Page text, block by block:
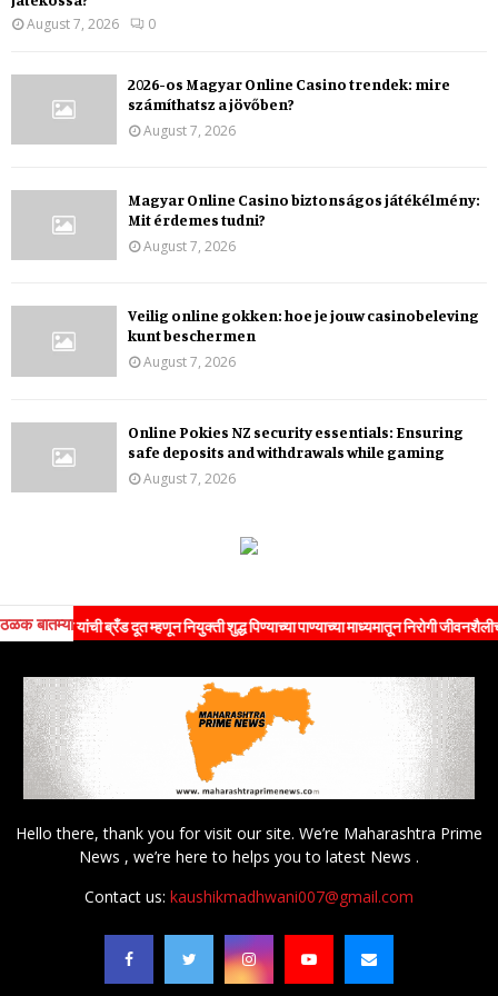
August 7, 2026
0
2026-os Magyar Online Casino trendek: mire
számíthatsz a jövőben?
August 7, 2026
Magyar Online Casino biztonságos játékélmény:
Mit érdemes tudni?
August 7, 2026
Veilig online gokken: hoe je jouw casinobeleving
kunt beschermen
August 7, 2026
Online Pokies NZ security essentials: Ensuring
safe deposits and withdrawals while gaming
August 7, 2026
ठळक बातम्या
यांची ब्रँड दूत म्हणून नियुक्ती शुद्ध पिण्याच्या पाण्याच्या माध्यमातून निरोगी जीवनशैलीचा संदेश
Hello there, thank you for visit our site. We’re Maharashtra Prime
News , we’re here to helps you to latest News .
Contact us: kaushikmadhwani007@gmail.com